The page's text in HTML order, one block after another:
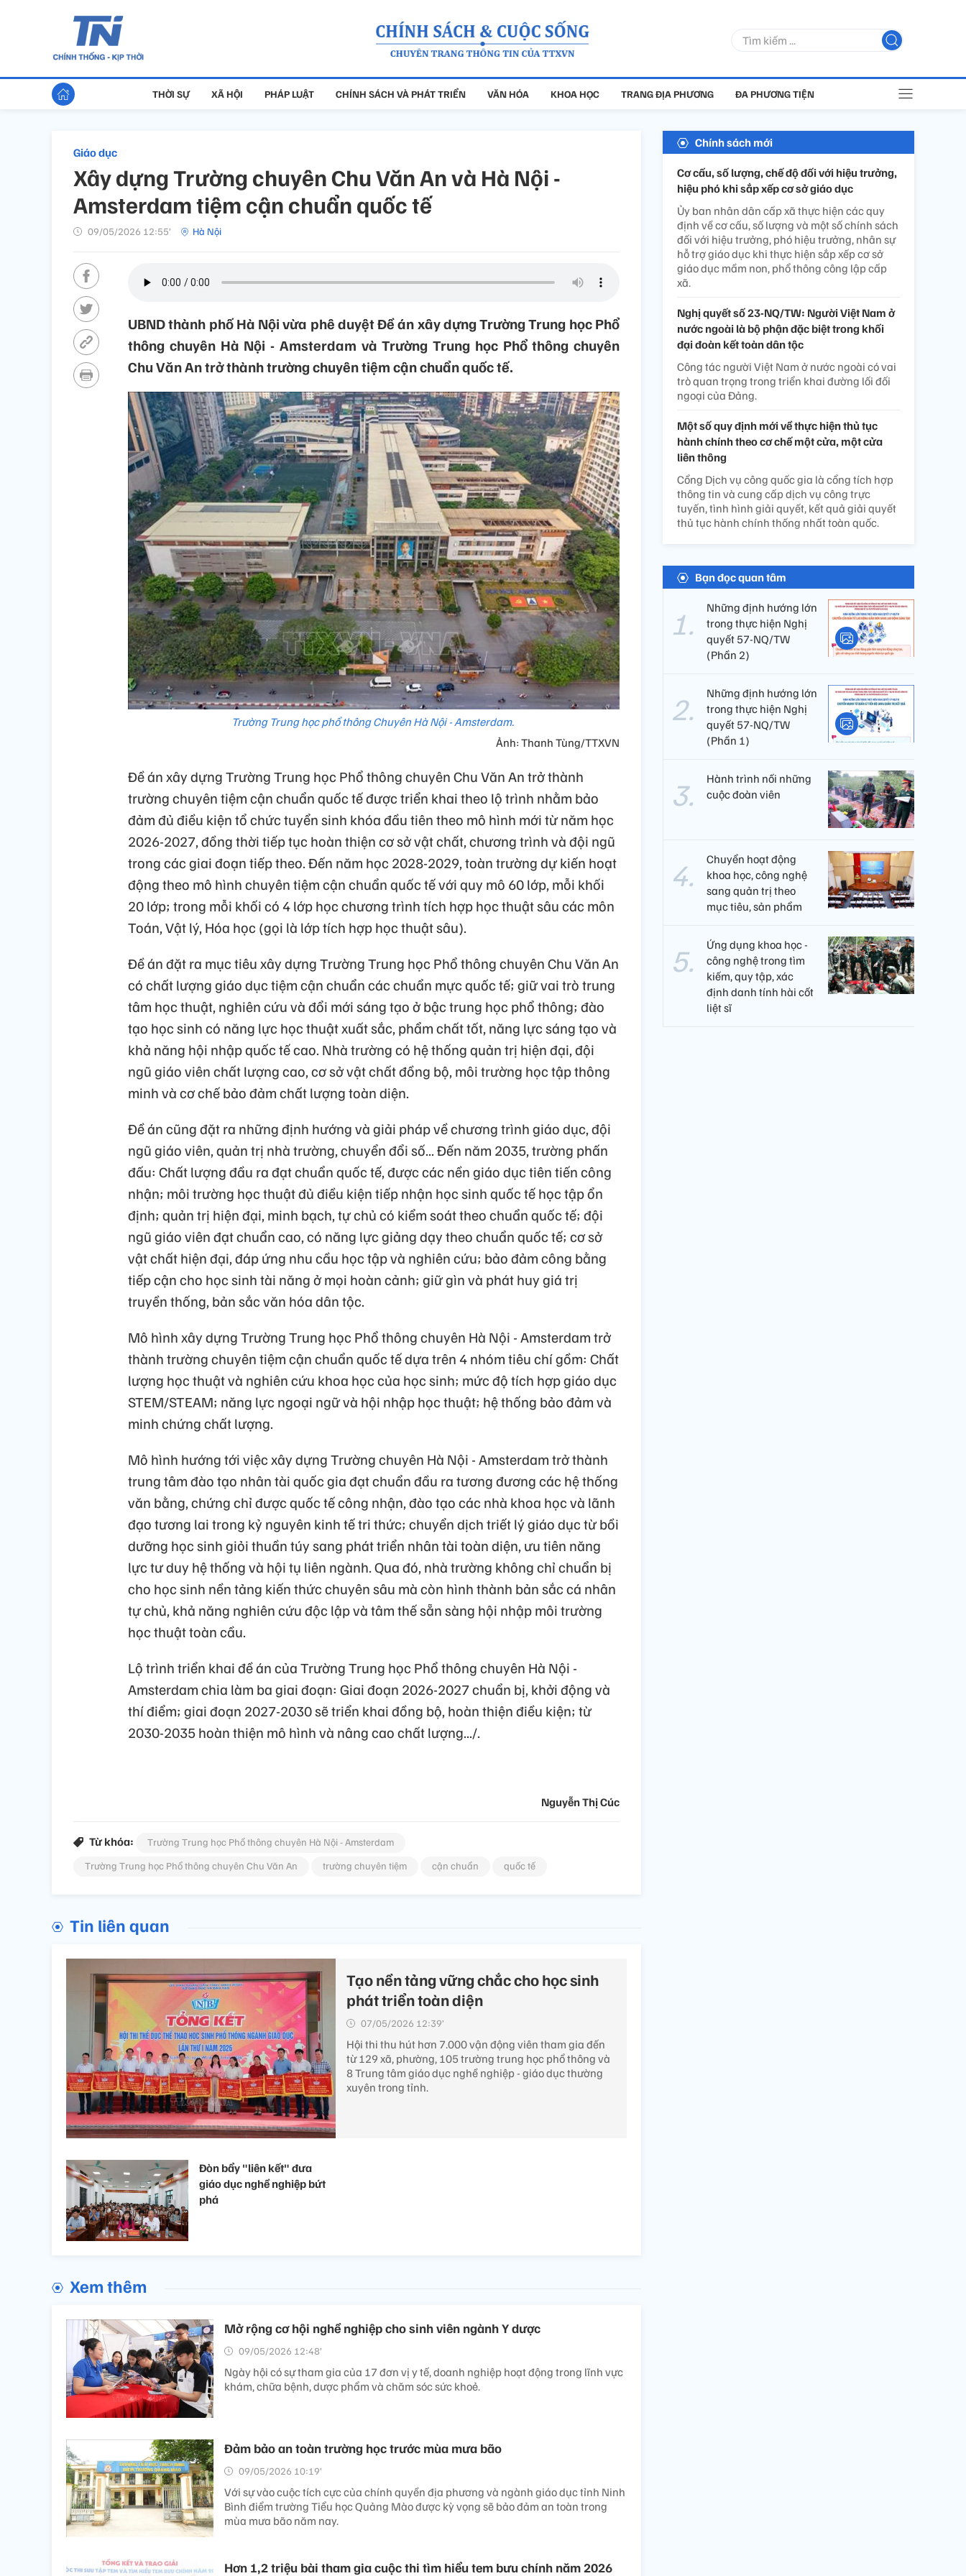
THỜI SỰ XÃ HỘI PHÁP LUẬT CHÍNH SÁCH VÀ PHÁT TRIỂN VĂN HÓA KHOA HỌC TRANG ĐỊA PHƯƠNG ĐA PHƯƠNG TIỆN
Giáo dục
Xây dựng Trường chuyên Chu Văn An và Hà Nội -
Amsterdam tiệm cận chuẩn quốc tế
09/05/2026 12:55’ Hà Nội
UBND thành phố Hà Nội vừa phê duyệt Đề án xây dựng Trường Trung học Phổ
thông chuyên Hà Nội - Amsterdam và Trường Trung học Phổ thông chuyên
Chu Văn An trở thành trường chuyên tiệm cận chuẩn quốc tế.
Trường Trung học phổ thông Chuyên Hà Nội - Amsterdam.
Ảnh: Thanh Tùng/TTXVN
Đề án xây dựng Trường Trung học Phổ thông chuyên Chu Văn An trở thành
trường chuyên tiệm cận chuẩn quốc tế được triển khai theo lộ trình nhằm bảo
đảm đủ điều kiện tổ chức tuyển sinh khóa đầu tiên theo mô hình mới từ năm học
2026-2027, đồng thời tiếp tục hoàn thiện cơ sở vật chất, chương trình và đội ngũ
trong các giai đoạn tiếp theo. Đến năm học 2028-2029, toàn trường dự kiến hoạt
động theo mô hình chuyên tiệm cận chuẩn quốc tế với quy mô 60 lớp, mỗi khối
20 lớp; trong mỗi khối có 4 lớp học chương trình tích hợp học thuật sâu các môn
Toán, Vật lý, Hóa học (gọi là lớp tích hợp học thuật sâu).
Đề án đặt ra mục tiêu xây dựng Trường Trung học Phổ thông chuyên Chu Văn An
có chất lượng giáo dục tiệm cận chuẩn các chuẩn mực quốc tế; giữ vai trò trung
tâm học thuật, nghiên cứu và đổi mới sáng tạo ở bậc trung học phổ thông; đào
tạo học sinh có năng lực học thuật xuất sắc, phẩm chất tốt, năng lực sáng tạo và
khả năng hội nhập quốc tế cao. Nhà trường có hệ thống quản trị hiện đại, đội
ngũ giáo viên chất lượng cao, cơ sở vật chất đồng bộ, môi trường học tập thông
minh và cơ chế bảo đảm chất lượng toàn diện.
Đề án cũng đặt ra những định hướng và giải pháp về chương trình giáo dục, đội
ngũ giáo viên, quản trị nhà trường, chuyển đổi số... Đến năm 2035, trường phấn
đấu: Chất lượng đầu ra đạt chuẩn quốc tế, được các nền giáo dục tiên tiến công
nhận; môi trường học thuật đủ điều kiện tiếp nhận học sinh quốc tế học tập ổn
định; quản trị hiện đại, minh bạch, tự chủ có kiểm soát theo chuẩn quốc tế; đội
ngũ giáo viên đạt chuẩn cao, có năng lực giảng dạy theo chuẩn quốc tế; cơ sở
vật chất hiện đại, đáp ứng nhu cầu học tập và nghiên cứu; bảo đảm công bằng
tiếp cận cho học sinh tài năng ở mọi hoàn cảnh; giữ gìn và phát huy giá trị
truyền thống, bản sắc văn hóa dân tộc.
Mô hình xây dựng Trường Trung học Phổ thông chuyên Hà Nội - Amsterdam trở
thành trường chuyên tiệm cận chuẩn quốc tế dựa trên 4 nhóm tiêu chí gồm: Chất
lượng học thuật và nghiên cứu khoa học của học sinh; mức độ tích hợp giáo dục
STEM/STEAM; năng lực ngoại ngữ và hội nhập học thuật; hệ thống bảo đảm và
minh chứng chất lượng.
Mô hình hướng tới việc xây dựng Trường chuyên Hà Nội - Amsterdam trở thành
trung tâm đào tạo nhân tài quốc gia đạt chuẩn đầu ra tương đương các hệ thống
văn bằng, chứng chỉ được quốc tế công nhận, đào tạo các nhà khoa học và lãnh
đạo tương lai trong kỷ nguyên kinh tế tri thức; chuyển dịch triết lý giáo dục từ bồi
dưỡng học sinh giỏi thuần túy sang phát triển nhân tài toàn diện, ưu tiên năng
lực tư duy hệ thống và hội tụ liên ngành. Qua đó, nhà trường không chỉ chuẩn bị
cho học sinh nền tảng kiến thức chuyên sâu mà còn hình thành bản sắc cá nhân
tự chủ, khả năng nghiên cứu độc lập và tâm thế sẵn sàng hội nhập môi trường
học thuật toàn cầu.
Lộ trình triển khai đề án của Trường Trung học Phổ thông chuyên Hà Nội -
Amsterdam chia làm ba giai đoạn: Giai đoạn 2026-2027 chuẩn bị, khởi động và
thí điểm; giai đoạn 2027-2030 sẽ triển khai đồng bộ, hoàn thiện điều kiện; từ
2030-2035 hoàn thiện mô hình và nâng cao chất lượng.../.
Nguyễn Thị Cúc
Từ khóa:
Trường Trung học Phổ thông chuyên Hà Nội - Amsterdam
Trường Trung học Phổ thông chuyên Chu Văn An
trường chuyên tiệm cận chuẩn quốc tế
Tin liên quan
Tạo nền tảng vững chắc cho học sinh
phát triển toàn diện
07/05/2026 12:39’
Hội thi thu hút hơn 7.000 vận động viên tham gia đến
từ 129 xã, phường, 105 trường trung học phổ thông và
8 Trung tâm giáo dục nghề nghiệp - giáo dục thường
xuyên trong tỉnh.
Đòn bẩy "liên kết" đưa
giáo dục nghề nghiệp bứt
phá
Xem thêm
Mở rộng cơ hội nghề nghiệp cho sinh viên ngành Y dược
09/05/2026 12:48’
Ngày hội có sự tham gia của 17 đơn vị y tế, doanh nghiệp hoạt động trong lĩnh vực
khám, chữa bệnh, dược phẩm và chăm sóc sức khoẻ.
Đảm bảo an toàn trường học trước mùa mưa bão
09/05/2026 10:19’
Với sự vào cuộc tích cực của chính quyền địa phương và ngành giáo dục tỉnh Ninh
Bình điểm trường Tiểu học Quảng Mào được kỳ vọng sẽ bảo đảm an toàn trong
mùa mưa bão năm nay.
Hơn 1,2 triệu bài tham gia cuộc thi tìm hiểu tem bưu chính năm 2026
Chính sách mới
Cơ cấu, số lượng, chế độ đối với hiệu trưởng,
hiệu phó khi sắp xếp cơ sở giáo dục
Ủy ban nhân dân cấp xã thực hiện các quy
định về cơ cấu, số lượng và một số chính sách
đối với hiệu trưởng, phó hiệu trưởng, nhân sự
hỗ trợ giáo dục khi thực hiện sắp xếp cơ sở
giáo dục mầm non, phổ thông công lập cấp
xã.
Nghị quyết số 23-NQ/TW: Người Việt Nam ở
nước ngoài là bộ phận đặc biệt trong khối
đại đoàn kết toàn dân tộc
Công tác người Việt Nam ở nước ngoài có vai
trò quan trọng trong triển khai đường lối đối
ngoại của Đảng.
Một số quy định mới về thực hiện thủ tục
hành chính theo cơ chế một cửa, một cửa
liên thông
Cổng Dịch vụ công quốc gia là cổng tích hợp
thông tin và cung cấp dịch vụ công trực
tuyến, tình hình giải quyết, kết quả giải quyết
thủ tục hành chính thống nhất toàn quốc.
Bạn đọc quan tâm
Những định hướng lớn
trong thực hiện Nghị
quyết 57-NQ/TW
(Phần 2)
Những định hướng lớn
trong thực hiện Nghị
quyết 57-NQ/TW
(Phần 1)
Hành trình nối những
cuộc đoàn viên
Chuyển hoạt động
khoa học, công nghệ
sang quản trị theo
mục tiêu, sản phẩm
Ứng dụng khoa học -
công nghệ trong tìm
kiếm, quy tập, xác
định danh tính hài cốt
liệt sĩ